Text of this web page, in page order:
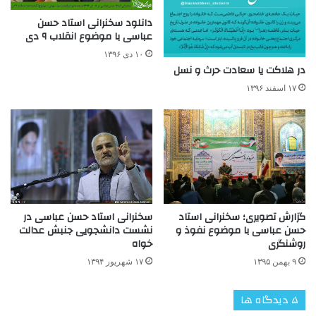
در هلاکت یا سعادت حرث و نسل
۱۷ اسفند ۱۳۹۶
دانلود سخنرانی استاد حسن
عباسی با موضوع انقلاب ۹ دی
۱۰ دی ۱۳۹۶
گزارش تصویری؛ سخنرانی استاد
حسن عباسی با موضوع نفوذ و
روشنگری
۹ بهمن ۱۳۹۵
سخنرانی استاد حسن عباسی در
نشست دانشجویی جنبش عدالت
خواه
۱۷ شهریور ۱۳۹۴
‫۵ دیدگاه ها